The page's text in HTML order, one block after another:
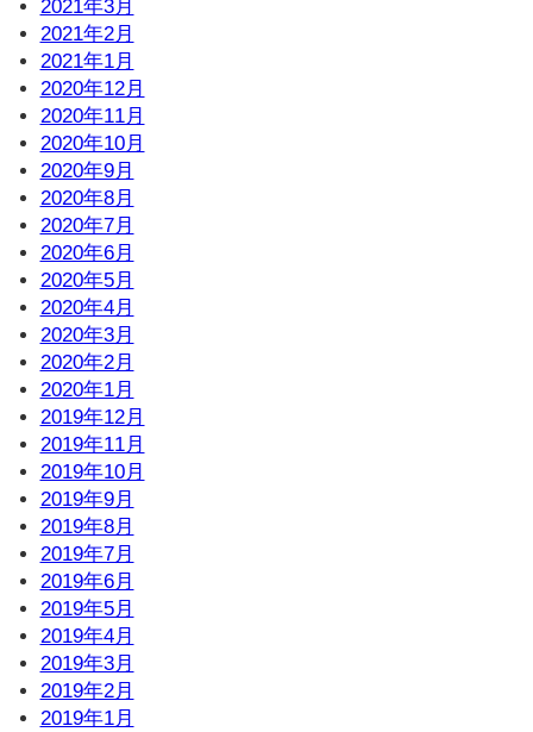
2021年3月
2021年2月
2021年1月
2020年12月
2020年11月
2020年10月
2020年9月
2020年8月
2020年7月
2020年6月
2020年5月
2020年4月
2020年3月
2020年2月
2020年1月
2019年12月
2019年11月
2019年10月
2019年9月
2019年8月
2019年7月
2019年6月
2019年5月
2019年4月
2019年3月
2019年2月
2019年1月